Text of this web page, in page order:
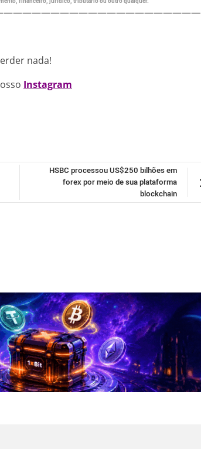
nada!
Instagram
HSBC processou US$250 bilhões em
forex por meio de sua plataforma
blockchain